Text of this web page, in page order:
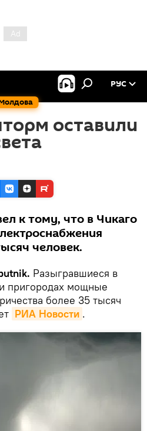
РУС
оставили
к тому, что в Чикаго
человек.
Разыгравшиеся в
пригородах мощные
более 35 тысяч
РИА Новости .